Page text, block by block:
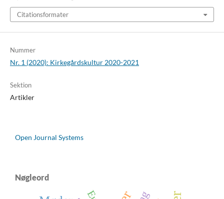
Citationsformater
Nummer
Nr. 1 (2020): Kirkegårdskultur 2020-2021
Sektion
Artikler
Open Journal Systems
Nøgleord